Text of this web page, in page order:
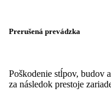
Prerušená prevádzka
Poškodenie stĺpov, budov
za následok prestoje